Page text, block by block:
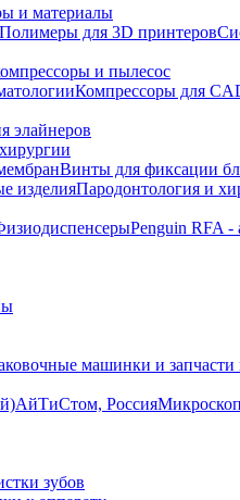
и материалы
Полимеры для 3D принтеров
и пылесос
Компрессоры для
элайнеров
Винты для фиксации
изделияПародонтология и
Penguin RFA -
машинки и
АйТиСтом, Россия
зубов